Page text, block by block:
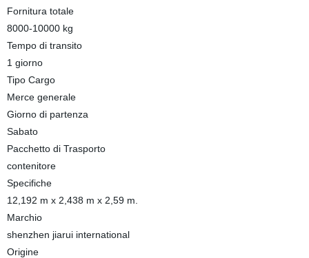
Fornitura totale
8000-10000 kg
Tempo di transito
1 giorno
Tipo Cargo
Merce generale
Giorno di partenza
Sabato
Pacchetto di Trasporto
contenitore
Specifiche
12,192 m x 2,438 m x 2,59 m.
Marchio
shenzhen jiarui international
Origine